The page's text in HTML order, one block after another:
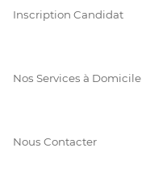
Inscription Candidat
Nos Services à Domicile
Nous Contacter